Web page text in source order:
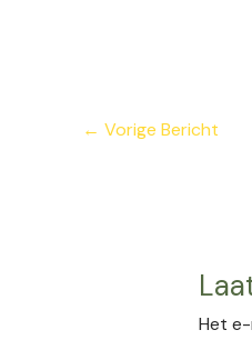
← Vorige Bericht
Het